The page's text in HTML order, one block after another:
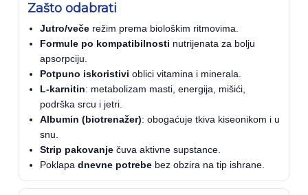
Zašto odabrati
Jutro/veče režim prema biološkim ritmovima.
Formule po kompatibilnosti nutrijenata za bolju
apsorpciju.
Potpuno iskoristivi oblici vitamina i minerala.
L-karnitin: metabolizam masti, energija, mišići,
podrška srcu i jetri.
Albumin (biotrenažer): obogaćuje tkiva kiseonikom i u
snu.
Strip pakovanje čuva aktivne supstance.
Poklapa dnevne potrebe bez obzira na tip ishrane.